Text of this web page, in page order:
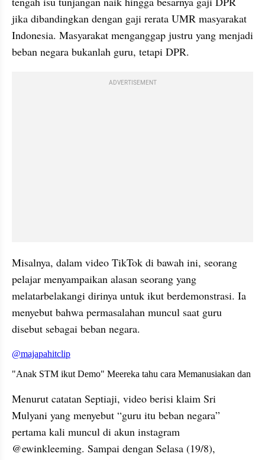
jika dibandingkan dengan gaji rerata UMR masyarakat
Indonesia. Masyarakat menganggap justru yang menjadi
beban negara bukanlah guru, tetapi DPR.
ADVERTISEMENT
Misalnya, dalam video TikTok di bawah ini, seorang
pelajar menyampaikan alasan seorang yang
melatarbelakangi dirinya untuk ikut berdemonstrasi. Ia
menyebut bahwa permasalahan muncul saat guru
disebut sebagai beban negara.
embed from external kumparan
Menurut catatan Septiaji, video berisi klaim Sri
Mulyani yang menyebut “guru itu beban negara”
pertama kali muncul di akun instagram
@ewinkleeming. Sampai dengan Selasa (19/8),